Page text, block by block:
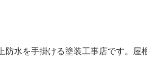
水を手掛ける塗装工事店です。屋